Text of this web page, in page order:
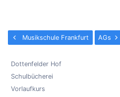
Musikschule Frankfurt AGs
Dottenfelder Hof
Schulbücherei
Vorlaufkurs